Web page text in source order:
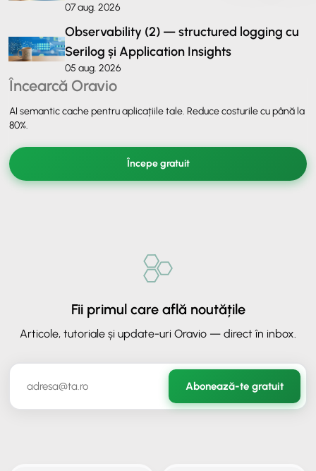
07 aug. 2026
Observability (2) — structured logging cu
Serilog și Application Insights
05 aug. 2026
Încearcă Oravio
AI semantic cache pentru aplicațiile tale. Reduce costurile cu până la
80%.
Începe gratuit
Fii primul care află noutățile
Articole, tutoriale și update-uri Oravio — direct în inbox.
Abonează-te gratuit
ORAVIO - Asistent AI